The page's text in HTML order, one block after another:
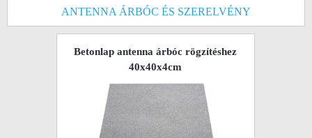
ANTENNA ÁRBÓC ÉS SZERELVÉNY
Betonlap antenna árbóc rögzítéshez
40x40x4cm